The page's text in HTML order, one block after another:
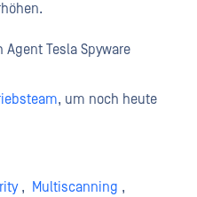
Tesla Spyware
, um noch heute
, Multiscanning ,